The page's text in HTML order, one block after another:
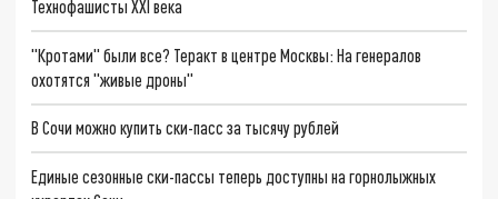
Технофашисты XXI века
"Кротами" были все? Теракт в центре Москвы: На генералов
охотятся "живые дроны"
В Сочи можно купить ски-пасс за тысячу рублей
Единые сезонные ски-пассы теперь доступны на горнолыжных